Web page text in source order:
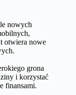
nowych
otwiera nowe
grona
i korzystać
finansami.